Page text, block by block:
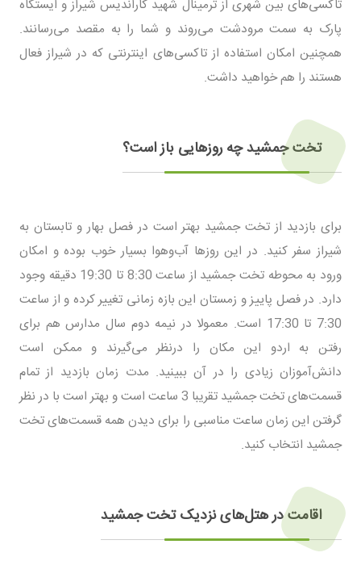
تاکسی‌های بین شهری از ترمینال شهید کاراندیس شیراز و ایستگاه
پارک به سمت مرودشت می‌روند و شما را به مقصد می‌رسانند.
همچنین امکان استفاده از تاکسی‌های اینترنتی که در شیراز فعال
هستند را هم خواهید داشت.
تخت جمشید چه روزهایی باز است؟
برای بازدید از تخت جمشید بهتر است در فصل بهار و تابستان به
شیراز سفر کنید. در این روزها آب‌وهوا بسیار خوب بوده و امکان
ورود به محوطه تخت جمشید از ساعت 8:30 تا 19:30 دقیقه وجود
دارد. در فصل پاییز و زمستان این بازه زمانی تغییر کرده و از ساعت
7:30 تا 17:30 است. معمولا در نیمه دوم سال مدارس هم برای
رفتن به اردو این مکان را درنظر می‌گیرند و ممکن است
دانش‌آموزان زیادی را در آن ببینید. مدت زمان بازدید از تمام
قسمت‌های تخت جمشید تقریبا 3 ساعت است و بهتر است با در نظر
گرفتن این زمان ساعت مناسبی را برای دیدن همه قسمت‌های تخت
جمشید انتخاب کنید.
اقامت در هتل‌های نزدیک تخت جمشید